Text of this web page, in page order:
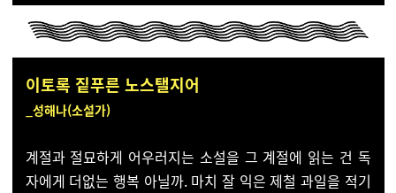
이토록 짙푸른 노스탤지어
_성해나(소설가)
계절과 절묘하게 어우러지는 소설을 그 계절에 읽는 건 독
자에게 더없는 행복 아닐까. 마치 잘 익은 제철 과일을 적기